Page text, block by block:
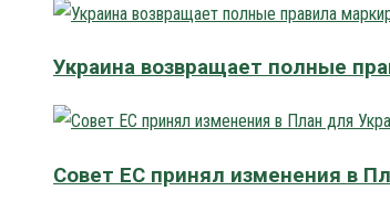
Украина возвращает полные
Совет ЕС принял изменения в